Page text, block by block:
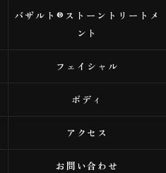
バザルト®ストーントリートメ
ント
フェイシャル
ボディ
アクセス
お問い合わせ